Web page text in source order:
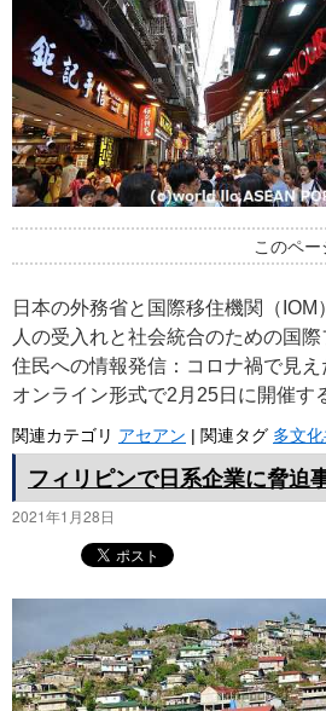
このペー
日本の外務省と国際移住機関（IOM
人の受入れと社会統合のための国
住民への情報発信：コロナ禍で見え
オンライン形式で2月25日に開催す
関連カテゴリ アセアン | 関連タグ 多文
フィリピンで日系企業に脅迫
2021年1月28日